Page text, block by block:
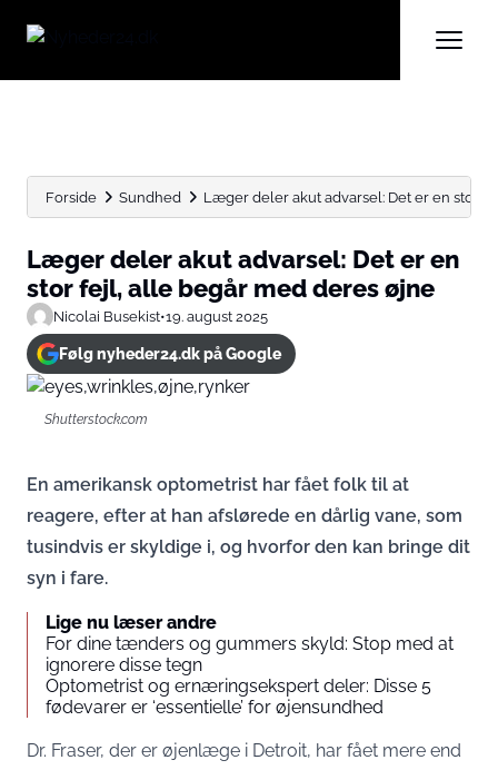
Forside Sundhed Læger deler akut advarsel: Det er en stor
Læger deler akut advarsel: Det er en
stor fejl, alle begår med deres øjne
Nicolai Busekist•19. august 2025
Følg nyheder24.dk på Google
Shutterstock.com
En amerikansk optometrist har fået folk til at
reagere, efter at han afslørede en dårlig vane, som
tusindvis er skyldige i, og hvorfor den kan bringe dit
syn i fare.
Lige nu læser andre
For dine tænders og gummers skyld: Stop med at
ignorere disse tegn
Optometrist og ernæringsekspert deler: Disse 5
fødevarer er ‘essentielle’ for øjensundhed
Dr. Fraser, der er øjenlæge i Detroit, har fået mere end